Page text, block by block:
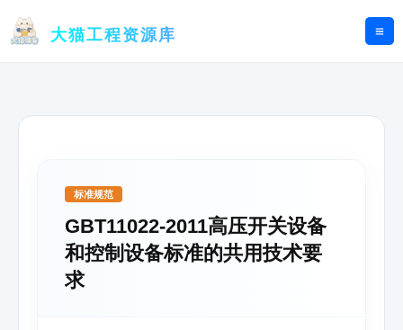
大猫工程资源库
标准规范
GBT11022-2011高压开关设备
和控制设备标准的共用技术要
求